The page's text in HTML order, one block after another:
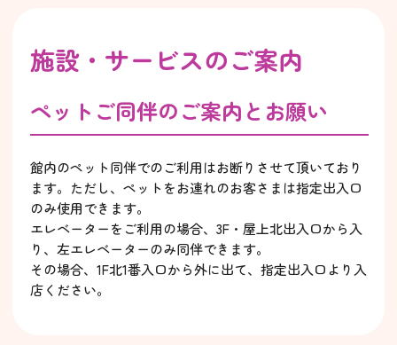
施設・サービスのご案内
ペットご同伴のご案内とお願い
館内のペット同伴でのご利用はお断りさせて頂いており
ます。ただし、ペットをお連れのお客さまは指定出入口
のみ使用できます。
エレベーターをご利用の場合、3F・屋上北出入口から入
り、左エレベーターのみ同伴できます。
その場合、1F北1番入口から外に出て、指定出入口より入
店ください。